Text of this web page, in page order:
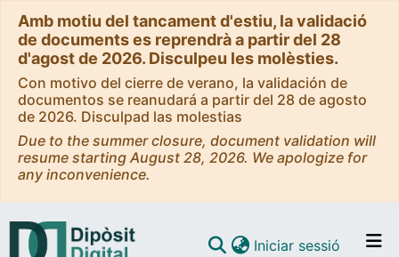
Amb motiu del tancament d'estiu, la validació
de documents es reprendrà a partir del 28
d'agost de 2026. Disculpeu les molèsties.
Con motivo del cierre de verano, la validación de
documentos se reanudará a partir del 28 de agosto
de 2026. Disculpad las molestias
Due to the summer closure, document validation will
resume starting August 28, 2026. We apologize for
any inconvenience.
Iniciar sessió (current)